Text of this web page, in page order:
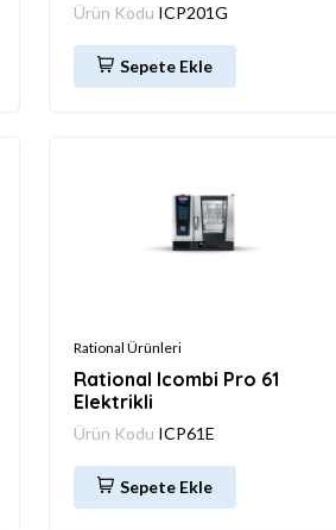
Ürün Kodu ICP201G
Sepete Ekle
Rational Ürünleri
Rational Icombi Pro 61
Elektrikli
Ürün Kodu ICP61E
Sepete Ekle